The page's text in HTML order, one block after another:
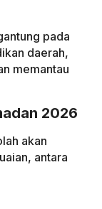
pada
daerah,
memantau
2026
akan
antara